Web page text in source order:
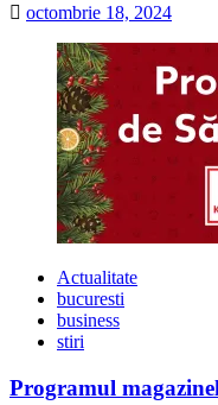
octombrie 18, 2024
Actualitate
bucuresti
business
stiri
Programul